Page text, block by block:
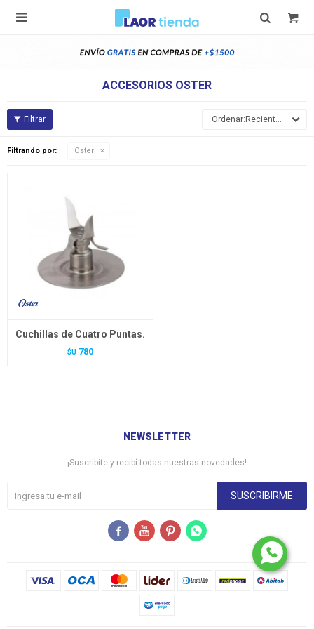

ACCESORIOS OSTER
Recientes
Filtrando por: Oster
Cuchillas de Cuatro Puntas.
$U 780
NEWSLETTER
¡Suscribite y recibí todas nuestras novedades!
SUSCRIBIRME
   